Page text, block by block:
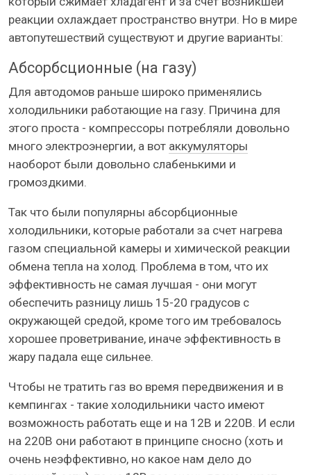
реакции охлаждает пространство внутри. Но в мире
автопутешествий существуют и другие варианты:
Абсорбсционные (на газу)
Для автодомов раньше широко применялись
холодильники работающие на газу. Причина для
этого проста - компрессоры потребляли довольно
много электроэнергии, а вот аккумуляторы
наоборот были довольно слабенькими и
громоздкими.
Так что были популярны абсорбционные
холодильники, которые работали за счет нагрева
газом специальной камеры и химической реакции
обмена тепла на холод. Проблема в том, что их
эффективность не самая лучшая - они могут
обеспечить разницу лишь 15-20 градусов с
окружающей средой, кроме того им требовалось
хорошее проветривание, иначе эффективность в
жару падала еще сильнее.
Чтобы не тратить газ во время передвижения и в
кемпингах - такие холодильники часто имеют
возможность работать еще и на 12В и 220В. И если
на 220В они работают в принципе сносно (хоть и
очень неэффективно, но какое нам дело до